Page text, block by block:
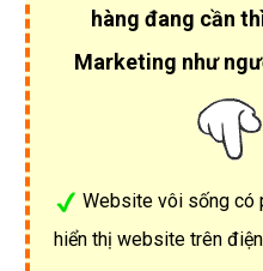
hàng đang cần
Marketing như
Website vôi sống có
hiển thị website trên